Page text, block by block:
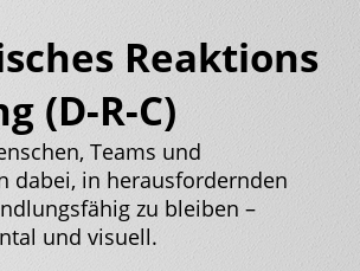
Reaktions
(D-R-C)
Teams und
dabei, in herausfordernden
zu bleiben –
und visuell.